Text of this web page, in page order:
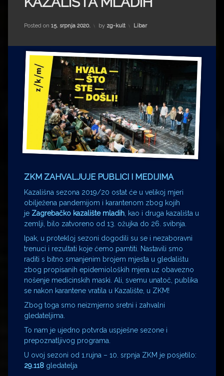
Impressum
Milenko Strižak
Drugi autori
Drugi autori
Matea Andrić
Ljiljana Lekanić-Kljaić
Željko Krznarić
Mario Lovreković
Miroslav Šantek
Posted on 15. srpnja 2020. by zg-kult Kategorije:
Libar
ZKM ZAHVALJUJE PUBLICI I MEDIJIMA
Kazališna sezona 2019/20 ostat će u velikoj mjeri
obilježena pandemijom i karantenom zbog kojih
je Zagrebačko kazalište mladih , kao i druga kazališta u
zemlji, bilo zatvoreno od 13. ožujka do 26. svibnja.
Ipak, u protekloj sezoni dogodili su se i nezaboravni
trenuci i rezultati koje ćemo pamtiti. Nastavili smo
raditi s bitno smanjenim brojem mjesta u gledalištu
zbog propisanih epidemioloških mjera uz obavezno
nošenje medicinskih maski. Ali, svemu unatoč, publika
se nakon karantene vratila u Kazalište, u ZKM!
Zbog toga smo neizmjerno sretni i zahvalni
gledateljima.
To nam je ujedno potvrda uspješne sezone i
prepoznatljivog programa.
U ovoj sezoni od 1.rujna – 10. srpnja ZKM je posjetilo:
29.118 gledatelja